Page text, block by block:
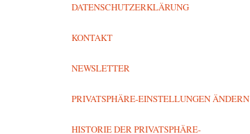
DATENSCHUTZERKLÄRUNG
KONTAKT
NEWSLETTER
PRIVATSPHÄRE-EINSTELLUNGEN ÄNDERN
HISTORIE DER PRIVATSPHÄRE-